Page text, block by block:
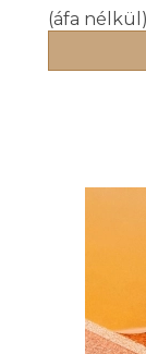
(áfa nélkül)